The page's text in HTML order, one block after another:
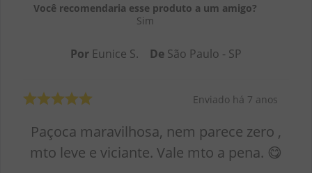
Você recomendaria esse produto a um amigo?
Sim
Por Eunice S. De São Paulo - SP
Enviado há 7 anos
Paçoca maravilhosa, nem parece zero ,
mto leve e viciante. Vale mto a pena. 😋